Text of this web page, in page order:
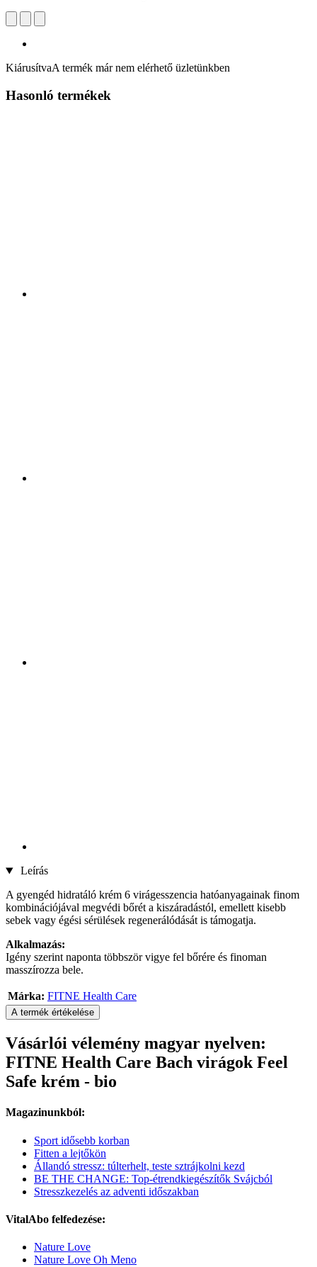
KiárusítvaA termék már nem elérhető üzletünkben
Hasonló termékek
Leírás
A gyengéd hidratáló krém 6 virágesszencia hatóanyagainak finom
kombinációjával megvédi bőrét a kiszáradástól, emellett kisebb
sebek vagy égési sérülések regenerálódását is támogatja.
Alkalmazás:
Igény szerint naponta többször vigye fel bőrére és finoman
masszírozza bele.
Márka: FITNE Health Care
A termék értékelése
Vásárlói vélemény magyar nyelven:
FITNE Health Care Bach virágok Feel
Safe krém - bio
Magazinunkból:
Sport idősebb korban
Fitten a lejtőkön
Állandó stressz: túlterhelt, teste sztrájkolni kezd
BE THE CHANGE: Top-étrendkiegészítők Svájcból
Stresszkezelés az adventi időszakban
VitalAbo felfedezése:
Nature Love
Nature Love Oh Meno